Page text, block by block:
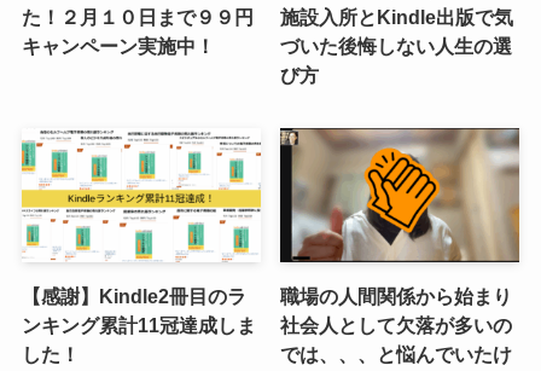
た！２月１０日まで９９円
キャンペーン実施中！
施設入所とKindle出版で気
づいた後悔しない人生の選
び方
【感謝】Kindle2冊目のラ
ンキング累計11冠達成しま
した！
職場の人間関係から始まり
社会人として欠落が多いの
では、、、と悩んでいたけ